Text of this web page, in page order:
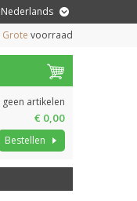
Nederlands
Grote voorraad
geen artikelen
€ 0,00
Bestellen